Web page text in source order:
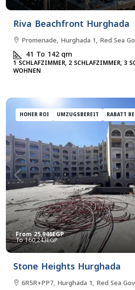
Riva Beachfront Hurghada
Promenade, Hurghada 1, Red Sea
41 To 142qm
1 SCHLAFZIMMER, 2 SCHLAFZIMMER, 3
WOHNEN
HOHER ROI UMZUGSBEREIT RABATT
From25,946EGP
160,243EGP
Stone Heights Hurghada
6R5R+PP7, Hurghada 1, Red Sea